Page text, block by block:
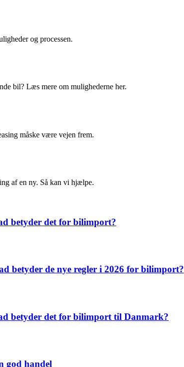
og processen.
bil? Læs mere om mulighederne her.
måske være vejen frem.
af en ny. Så kan vi hjælpe.
betyder det for bilimport?
betyder de nye regler i 2026 for bilimport?
betyder det for bilimport til Danmark?
god handel